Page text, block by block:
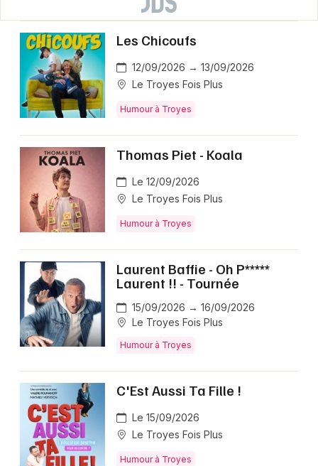
Les Chicoufs
12/09/2026 → 13/09/2026
Le Troyes Fois Plus
Humour à Troyes
Thomas Piet - Koala
Le 12/09/2026
Le Troyes Fois Plus
Humour à Troyes
Laurent Baffie - Oh P*****
Laurent !! - Tournée
15/09/2026 → 16/09/2026
Le Troyes Fois Plus
Humour à Troyes
C'Est Aussi Ta Fille !
Le 15/09/2026
Le Troyes Fois Plus
Humour à Troyes